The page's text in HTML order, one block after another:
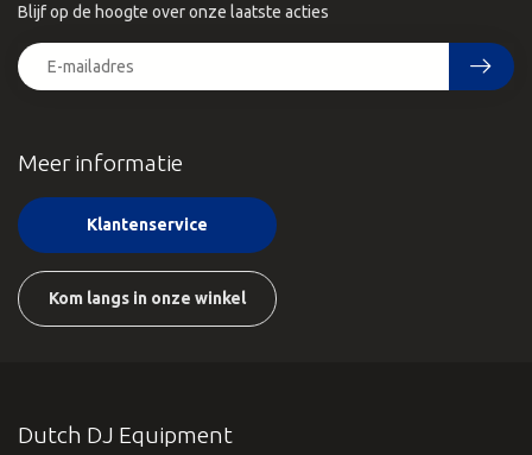
Meer informatie
Klantenservice
Kom langs in onze winkel
Blijf op de hoogte over onze laatste acties
Dutch DJ Equipment